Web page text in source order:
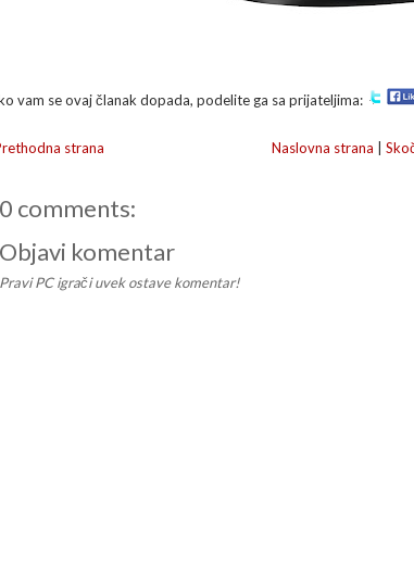
vam se ovaj članak dopada, podelite ga sa prijateljima:
strana Naslovna strana
0 comments:
Objavi komentar
Pravi PC igrači uvek ostave komentar!